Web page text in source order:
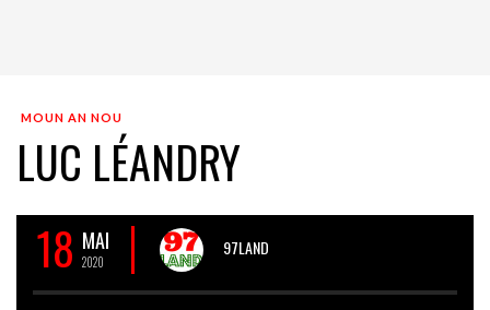
MOUN AN NOU
LUC LÉANDRY
18 MAI
2020
97LAND